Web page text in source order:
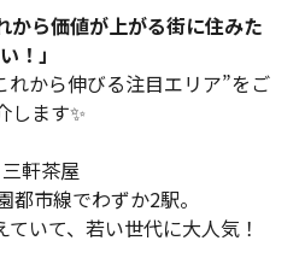
から価値が上がる街に住みた
い！」
れから伸びる注目エリア”をご
します✨
三軒茶屋
都市線でわずか2駅。
いて、若い世代に大人気！